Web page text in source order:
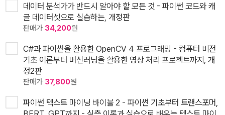
데이터 분석가가 반드시 알아야 할 모든 것 - 파이썬 코드와 캐
글 데이터셋으로 실습하는, 개정판
판매가 34,200원
C#과 파이썬을 활용한 OpenCV 4 프로그래밍 - 컴퓨터 비전
기초 이론부터 머신러닝을 활용한 영상 처리 프로젝트까지, 개
정2판
판매가 37,800원
파이썬 텍스트 마이닝 바이블 2 - 파이썬 기초부터 트랜스포머,